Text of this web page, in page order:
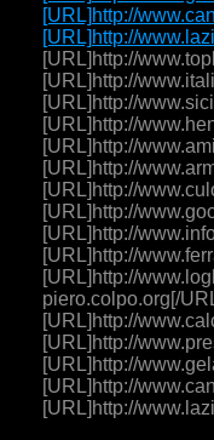
[URL]http://
[URL]http://
[URL]http://
[URL]http://
[URL]http://
[URL]http://
[URL]http://
[URL]http://
[URL]http://
[URL]http://
[URL]http://
[URL]http://
[URL]http://
piero.colpo.org[/
[URL]http://
[URL]http://
[URL]http://
[URL]http://
[URL]http://